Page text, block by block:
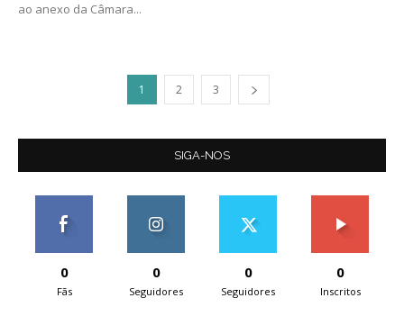
ao anexo da Câmara...
1 2 3
SIGA-NOS
0
Fãs
0
Seguidores
0
Seguidores
0
Inscritos